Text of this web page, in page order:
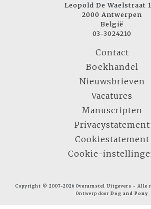
Leopold De Waelstraat
2000 Antwerpen
België
03-3024210
Contact
Boekhandel
Nieuwsbrieven
Vacatures
Manuscripten
Privacystatement
Cookiestatement
Cookie-
Copyright © 2007-2026 Overamstel Uitgevers - Alle
Ontwerp door Dog and Pony